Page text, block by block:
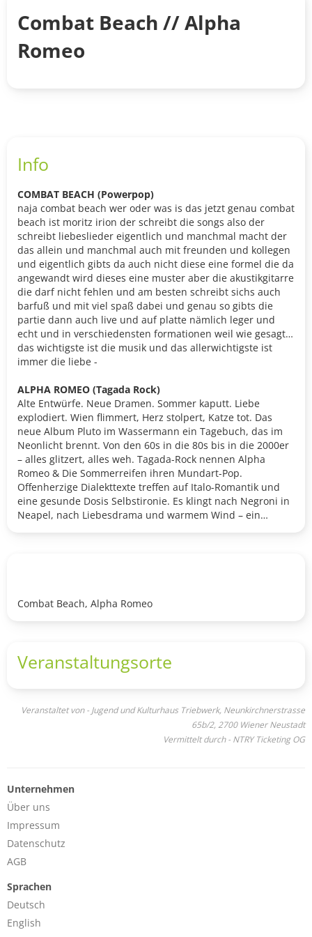
Combat Beach // Alpha
Romeo
Info
COMBAT BEACH (Powerpop)
naja combat beach wer oder was is das jetzt genau combat
beach ist moritz irion der schreibt die songs also der
schreibt liebeslieder eigentlich und manchmal macht der
das allein und manchmal auch mit freunden und kollegen
und eigentlich gibts da auch nicht diese eine formel die da
angewandt wird dieses eine muster aber die akustikgitarre
die darf nicht fehlen und am besten schreibt sichs auch
barfuß und mit viel spaß dabei und genau so gibts die
partie dann auch live und auf platte nämlich leger und
echt und in verschiedensten formationen weil wie gesagt
das wichtigste ist die musik und das allerwichtigste ist
immer die liebe -
ALPHA ROMEO (Tagada Rock)
Alte Entwürfe. Neue Dramen. Sommer kaputt. Liebe
explodiert. Wien flimmert, Herz stolpert, Katze tot. Das
neue Album Pluto im Wassermann ein Tagebuch, das im
Neonlicht brennt. Von den 60s in die 80s bis in die 2000er
– alles glitzert, alles weh. Tagada-Rock nennen Alpha
Romeo & Die Sommerreifen ihren Mundart-Pop.
Offenherzige Dialekttexte treffen auf Italo-Romantik und
eine gesunde Dosis Selbstironie. Es klingt nach Negroni in
Neapel, nach Liebesdrama und warmem Wind – ein
Combat Beach, Alpha Romeo
Veranstaltungsorte
Veranstaltet von - Jugend und Kulturhaus Triebwerk, Neunkirchnerstrasse
65b/2, 2700 Wiener Neustadt
Vermittelt durch - NTRY Ticketing OG
Unternehmen
Über uns
Impressum
Datenschutz
AGB
Sprachen
Deutsch
English